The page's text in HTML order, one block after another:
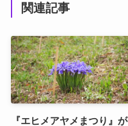
関連記事
『エヒメアヤメまつり』が